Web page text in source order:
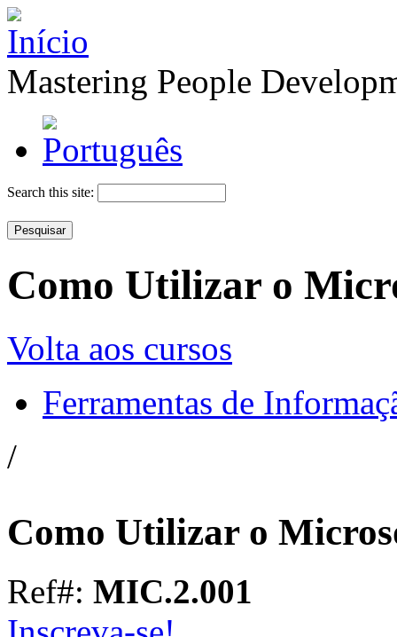
Mastering People
Search this site:
Como Utilizar o
Volta aos cursos
Ferramentas de
/
Como Utilizar o
Ref#: MIC.2.001